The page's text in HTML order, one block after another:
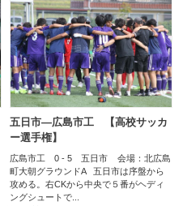
五日市―広島市工 【高校サッカ
ー選手権】
広島市工 0 - 5 五日市 会場：北広島
町大朝グラウンドA 五日市は序盤から
攻める。右CKから中央で５番がヘディ
ングシュートで...